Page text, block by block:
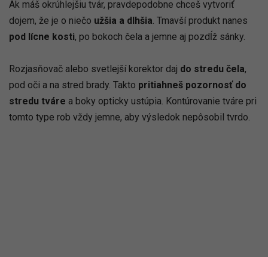
Ak máš okrúhlejšiu tvár, pravdepodobne chceš vytvoriť
dojem, že je o niečo užšia a dlhšia. Tmavší produkt nanes
pod lícne kosti, po bokoch čela a jemne aj pozdĺž sánky.
Rozjasňovač alebo svetlejší korektor daj do stredu čela,
pod oči a na stred brady. Takto pritiahneš pozornosť do
stredu tváre a boky opticky ustúpia. Kontúrovanie tváre pri
tomto type rob vždy jemne, aby výsledok nepôsobil tvrdo.